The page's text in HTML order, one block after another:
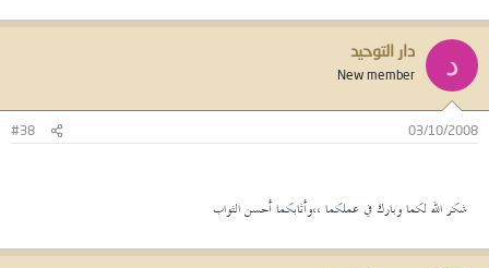
د دار التوحيد
New member
03/10/2008
#38
شكر الله لكما وبارك في عملكما ،،وأثابكما أحسن الثواب